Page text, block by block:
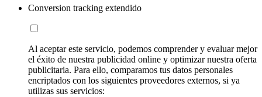
Conversion tracking extendido
Al aceptar este servicio, podemos comprender y evaluar mejor
el éxito de nuestra publicidad online y optimizar nuestra oferta
publicitaria. Para ello, comparamos tus datos personales
encriptados con los siguientes proveedores externos, si ya
utilizas sus servicios: